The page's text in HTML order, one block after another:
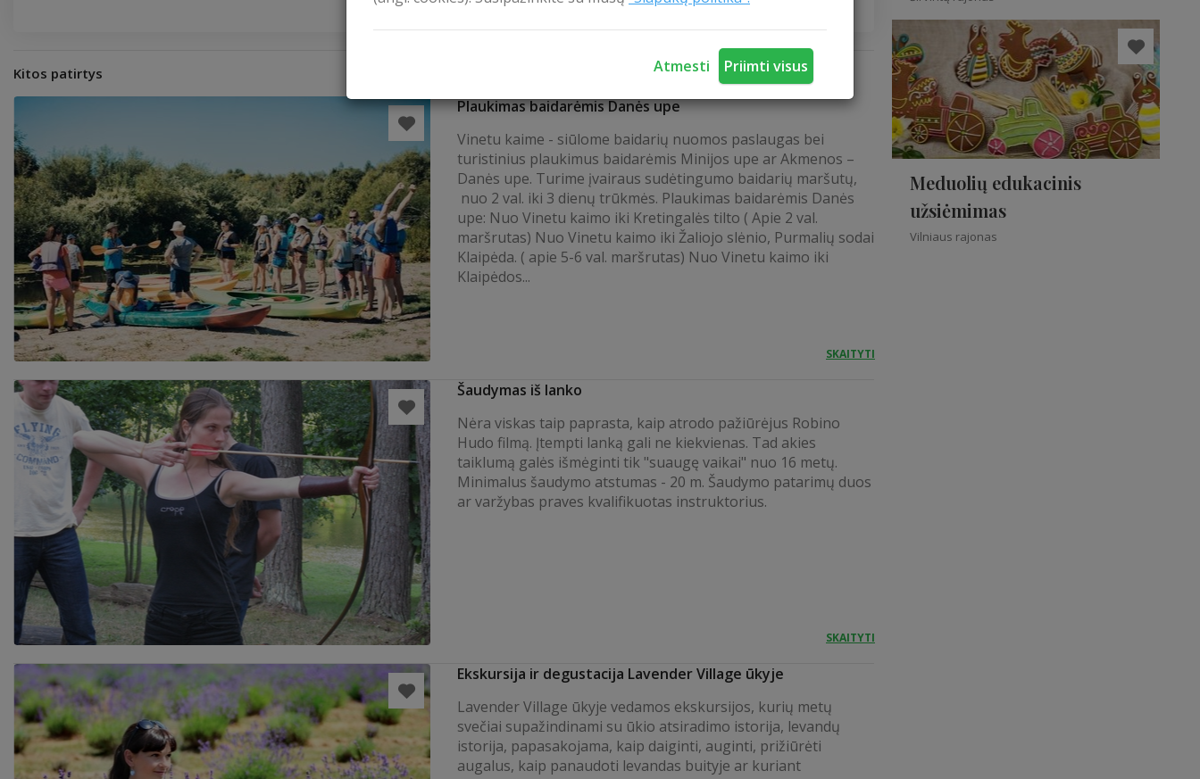
Atmesti Priimti visus
Kitos patirtys
Plaukimas baidarėmis Danės upe
Vinetu kaime - siūlome baidarių nuomos paslaugas bei
turistinius plaukimus baidarėmis Minijos upe ar Akmenos –
Danės upe. Turime įvairaus sudėtingumo baidarių maršutų,
nuo 2 val. iki 3 dienų trūkmės. Plaukimas baidarėmis Danės
upe: Nuo Vinetu kaimo iki Kretingalės tilto ( Apie 2 val.
maršrutas) Nuo Vinetu kaimo iki Žaliojo slėnio, Purmalių sodai
Klaipėda. ( apie 5-6 val. maršrutas) Nuo Vinetu kaimo iki
Klaipėdos...
SKAITYTI
Šaudymas iš lanko
Nėra viskas taip paprasta, kaip atrodo pažiūrėjus Robino
Hudo filmą. Įtempti lanką gali ne kiekvienas. Tad akies
taiklumą galės išmėginti tik "suaugę vaikai" nuo 16 metų.
Minimalus šaudymo atstumas - 20 m. Šaudymo patarimų duos
ar varžybas praves kvalifikuotas instruktorius.
SKAITYTI
Ekskursija ir degustacija Lavender Village ūkyje
Lavender Village ūkyje vedamos ekskursijos, kurių metų
svečiai supažindinami su ūkio atsiradimo istorija, levandų
istorija, papasakojama, kaip daiginti, auginti, prižiūrėti
augalus, kaip panaudoti levandas buityje ar kuriant
Meduolių edukacinis
užsiėmimas
Vilniaus rajonas